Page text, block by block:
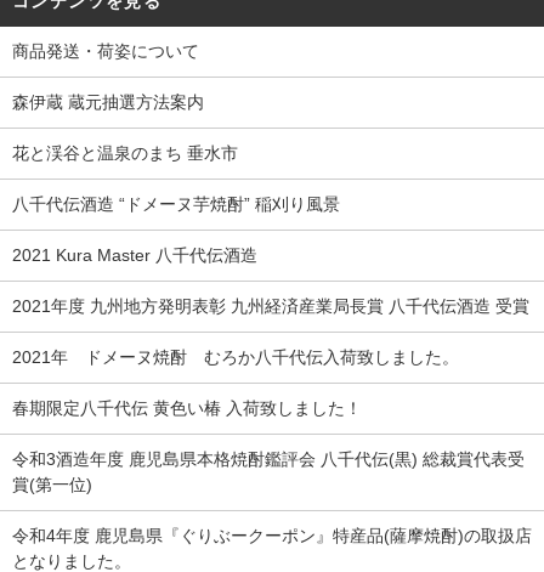
商品発送・荷姿について
森伊蔵 蔵元抽選方法案内
花と渓谷と温泉のまち 垂水市
八千代伝酒造 “ドメーヌ芋焼酎” 稲刈り風景
2021 Kura Master 八千代伝酒造
2021年度 九州地方発明表彰 九州経済産業局長賞 八千代伝酒造 受賞
2021年 ドメーヌ焼酎 むろか八千代伝入荷致しました。
春期限定八千代伝 黄色い椿 入荷致しました！
令和3酒造年度 鹿児島県本格焼酎鑑評会 八千代伝(黒) 総裁賞代表受
賞(第一位)
令和4年度 鹿児島県『ぐりぶークーポン』特産品(薩摩焼酎)の取扱店
となりました。